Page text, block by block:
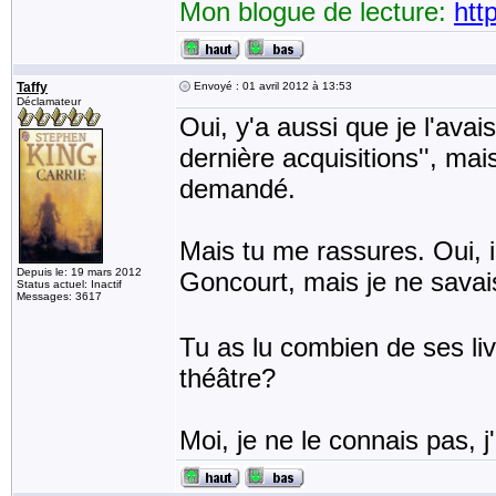
Mon blogue de lecture:
Taffy
Déclamateur
Depuis le: 19 mars 2012
Status actuel: Inactif
Messages: 3617
Envoyé : 01 avril 2012 à 13:53
Oui, y'a aussi que je
dernière acquisitions'',
demandé.
Mais tu me rassures. Oui,
Goncourt, mais je ne
Tu as lu combien de ses
théâtre?
Moi, je ne le connais pas,